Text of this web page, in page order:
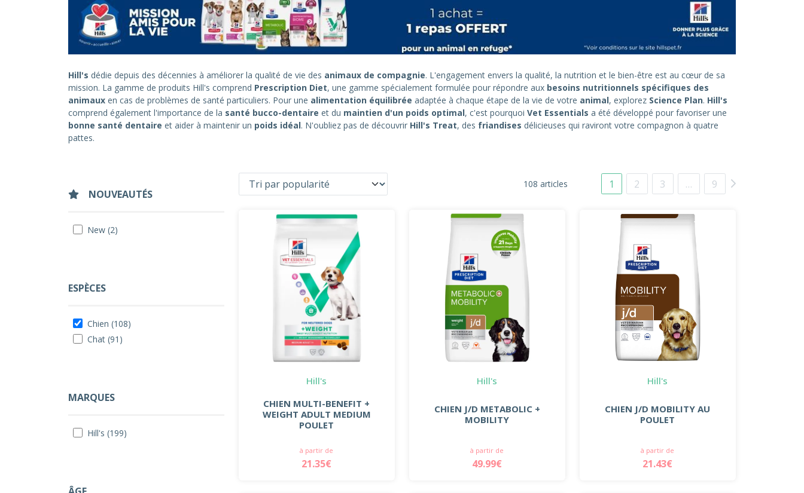
Hill's dédie depuis des décennies à améliorer la qualité de vie des animaux de compagnie. L'engagement envers la qualité, la nutrition et le bien-être est au cœur de sa
mission. La gamme de produits Hill's comprend Prescription Diet, une gamme spécialement formulée pour répondre aux besoins nutritionnels spécifiques des
animaux en cas de problèmes de santé particuliers. Pour une alimentation équilibrée adaptée à chaque étape de la vie de votre animal, explorez Science Plan. Hill's
comprend également l'importance de la santé bucco-dentaire et du maintien d'un poids optimal, c'est pourquoi Vet Essentials a été développé pour favoriser une
bonne santé dentaire et aider à maintenir un poids idéal. N'oubliez pas de découvrir Hill's Treat, des friandises délicieuses qui raviront votre compagnon à quatre
pattes.
NOUVEAUTÉS
New (2)
ESPÈCES
Chien (108)
Chat (91)
MARQUES
Hill's (199)
108 articles 1 2 3 … 9
Hill's
CHIEN MULTI-BENEFIT +
WEIGHT ADULT MEDIUM
POULET
à partir de
21.35€
Hill's
CHIEN J/D METABOLIC +
MOBILITY
à partir de
49.99€
Hill's
CHIEN J/D MOBILITY AU
POULET
à partir de
21.43€